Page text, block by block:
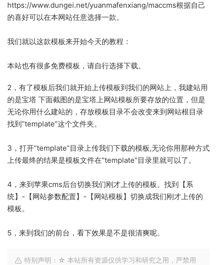
https://www.dungei.net/yuanmafenxiang/maccms根据自己
的喜好可以在本网站任意选择一款。
我们就以这款模板来开始今天的教程：
本站也有很多免费模板，请自行选择下载。
2，有了模板后我们就开始上传模板到我们的网站上，我建站用
的是宝塔 下面截图的是宝塔上网站模板所要存放的位置，但是
无论你用什么建站的，存放模板目录不会改变来到网站根目录
找到“template”这个文件夹。
3，打开“template”目录上传我们下载的模板,无论你用那种方式
上传最终的结果是模板文件在“template”目录里就可以了。
4，来到苹果cms后台切换我们刚才上传的模板。找到【系
统】-【网站参数配置】-【网站模板】切换成我们刚才上传的
模板。
5，来到我们的前台，看下效果是不是很清爽呢。
特别声明：☆ 本站所有资源仅供学习和研究之用，严禁用